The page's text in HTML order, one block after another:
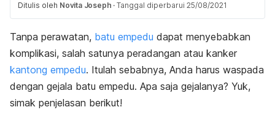
Ditulis oleh Novita Joseph · Tanggal diperbarui 25/08/2021
Tanpa perawatan, batu empedu dapat menyebabkan
komplikasi, salah satunya peradangan atau kanker
kantong empedu. Itulah sebabnya, Anda harus waspada
dengan gejala batu empedu. Apa saja gejalanya? Yuk,
simak penjelasan berikut!